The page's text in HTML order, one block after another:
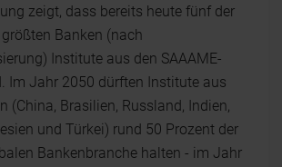
zeigt, dass bereits heute fünf der
Banken (nach
Institute aus den SAAAME-
Im Jahr 2050 dürften Institute aus
(China, Brasilien, Russland, Indien,
und Türkei) rund 50 Prozent der
Bankenbranche halten - im Jahr